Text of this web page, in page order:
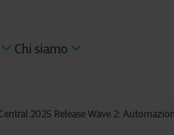
Chi siamo
2025 Release Wave 2: